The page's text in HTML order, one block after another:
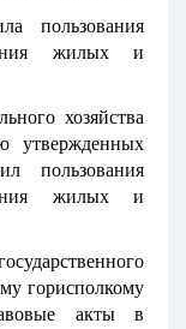
пользования
жилых и
хозяйства
утвержденных
пользования
жилых и
горисполкому
акты в